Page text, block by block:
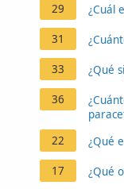
29 ¿Cuál
31
33 ¿Qué
36
22
¿Qué
17 ¿Qué